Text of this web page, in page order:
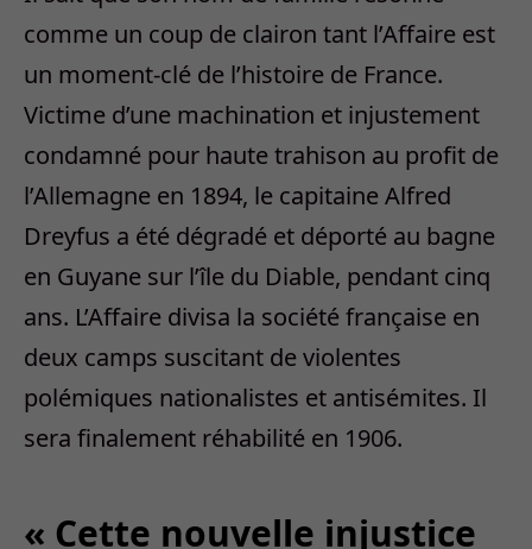
comme un coup de clairon tant l’Affaire est
un moment-clé de l’histoire de France.
Victime d’une machination et injustement
condamné pour haute trahison au profit de
l’Allemagne en 1894, le capitaine Alfred
Dreyfus a été dégradé et déporté au bagne
en Guyane sur l’île du Diable, pendant cinq
ans. L’Affaire divisa la société française en
deux camps suscitant de violentes
polémiques nationalistes et antisémites. Il
sera finalement réhabilité en 1906.
« Cette nouvelle injustice